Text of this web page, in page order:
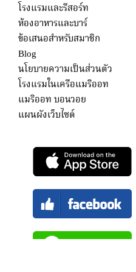
โรงแรมและรีสอร์ท
ห้องอาหารและบาร์
ข้อเสนอสำหรับสมาชิก
Blog
นโยบายความเป็นส่วนตัว
โรงแรมในเครือแมริออท
แมริออท บอนวอย
แผนผังเว็บไซต์